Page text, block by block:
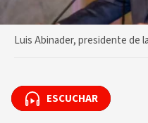
Luis Abinader, presidente de
ESCUCHAR
ESCUCHAR